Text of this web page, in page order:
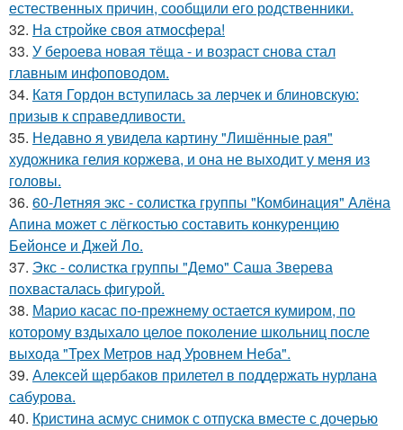
естественных причин, сообщили его родственники.
32. На стройке своя атмосфера!
33. У бероева новая тёща - и возраст снова стал
главным инфоповодом.
34. Катя Гордон вступилась за лерчек и блиновскую:
призыв к справедливости.
35. Недавно я увидела картину "Лишённые рая"
художника гелия коржева, и она не выходит у меня из
головы.
36. 60-Летняя экс - солистка группы "Комбинация" Алёна
Апина может с лёгкостью составить конкуренцию
Бейонсе и Джей Ло.
37. Экс - coлистка группы "Демо" Саша Зверева
пoхвасталась фигуpoй.
38. Марио касас по-прежнему остается кумиром, по
которому вздыхало целое поколение школьниц после
выхода "Трех Метров над Уровнем Неба".
39. Алексей щербаков прилетел в поддержать нурлана
сабурова.
40. Кристина асмус снимок с отпуска вместе с дочерью